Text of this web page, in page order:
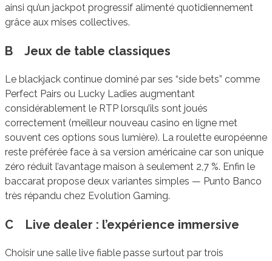
ainsi qu’un jackpot progressif alimenté quotidiennement
grâce aux mises collectives.
B Jeux de table classiques
Le blackjack continue dominé par ses “side bets” comme
Perfect Pairs ou Lucky Ladies augmentant
considérablement le RTP lorsqu’ils sont joués
correctement (meilleur nouveau casino en ligne met
souvent ces options sous lumière). La roulette européenne
reste préférée face à sa version américaine car son unique
zéro réduit l’avantage maison à seulement 2,7 %. Enfin le
baccarat propose deux variantes simples — Punto Banco
très répandu chez Evolution Gaming.
C Live dealer : l’expérience immersive
Choisir une salle live fiable passe surtout par trois